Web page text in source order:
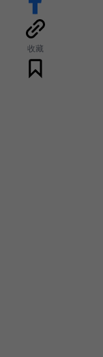
收藏